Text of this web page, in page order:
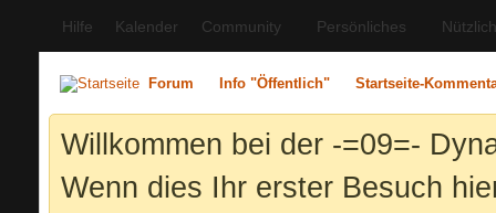
Hilfe Kalender Community Persönliches
Forum Info "Öffentlich" Startseite-
Willkommen bei der -=09=-
Wenn dies Ihr erster Besuch